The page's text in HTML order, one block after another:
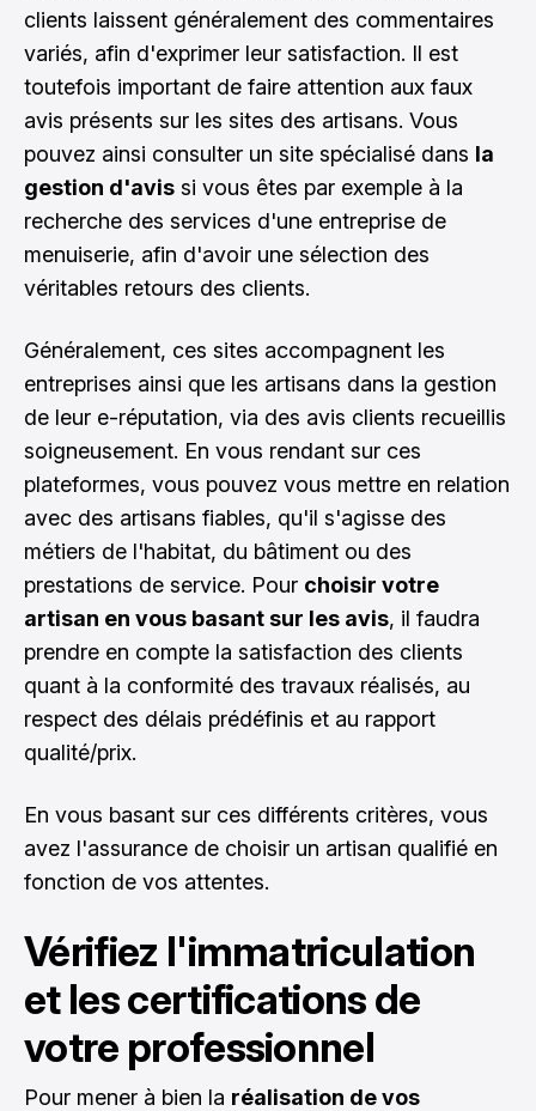
clients laissent généralement des commentaires
variés, afin d'exprimer leur satisfaction. Il est
toutefois important de faire attention aux faux
avis présents sur les sites des artisans. Vous
pouvez ainsi consulter un site spécialisé dans la
gestion d'avis si vous êtes par exemple à la
recherche des services d'une entreprise de
menuiserie, afin d'avoir une sélection des
véritables retours des clients.
Généralement, ces sites accompagnent les
entreprises ainsi que les artisans dans la gestion
de leur e-réputation, via des avis clients recueillis
soigneusement. En vous rendant sur ces
plateformes, vous pouvez vous mettre en relation
avec des artisans fiables, qu'il s'agisse des
métiers de l'habitat, du bâtiment ou des
prestations de service. Pour choisir votre
artisan en vous basant sur les avis, il faudra
prendre en compte la satisfaction des clients
quant à la conformité des travaux réalisés, au
respect des délais prédéfinis et au rapport
qualité/prix.
En vous basant sur ces différents critères, vous
avez l'assurance de choisir un artisan qualifié en
fonction de vos attentes.
Vérifiez l'immatriculation
et les certifications de
votre professionnel
Pour mener à bien la réalisation de vos